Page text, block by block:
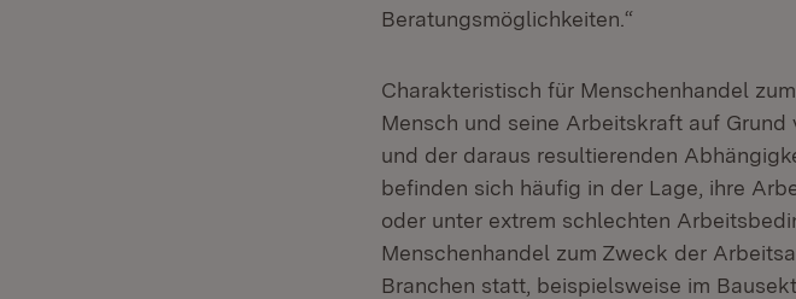
Beratungsmöglichkeiten.“
Charakteristisch für Menschenhandel
Mensch und seine Arbeitskraft auf
und der daraus resultierenden
befinden sich häufig in der Lage, ihre
oder unter extrem schlechten
Menschenhandel zum Zweck der
Branchen statt, beispielsweise im